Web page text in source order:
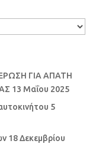
ΓΙΑ ΑΠΑΤΗ
13 Μαΐου 2025
5
18 Δεκεμβρίου